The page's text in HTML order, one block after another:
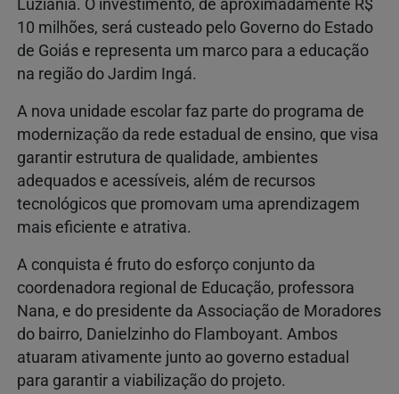
Luziânia. O investimento, de aproximadamente R$
10 milhões, será custeado pelo Governo do Estado
de Goiás e representa um marco para a educação
na região do Jardim Ingá.
A nova unidade escolar faz parte do programa de
modernização da rede estadual de ensino, que visa
garantir estrutura de qualidade, ambientes
adequados e acessíveis, além de recursos
tecnológicos que promovam uma aprendizagem
mais eficiente e atrativa.
A conquista é fruto do esforço conjunto da
coordenadora regional de Educação, professora
Nana, e do presidente da Associação de Moradores
do bairro, Danielzinho do Flamboyant. Ambos
atuaram ativamente junto ao governo estadual
para garantir a viabilização do projeto.